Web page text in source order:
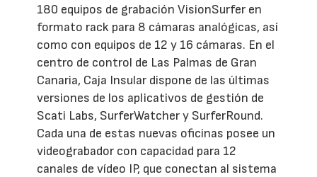
180 equipos de grabación VisionSurfer en
formato rack para 8 cámaras analógicas, así
como con equipos de 12 y 16 cámaras. En el
centro de control de Las Palmas de Gran
Canaria, Caja Insular dispone de las últimas
versiones de los aplicativos de gestión de
Scati Labs, SurferWatcher y SurferRound.
Cada una de estas nuevas oficinas posee un
videograbador con capacidad para 12
canales de vídeo IP, que conectan al sistema